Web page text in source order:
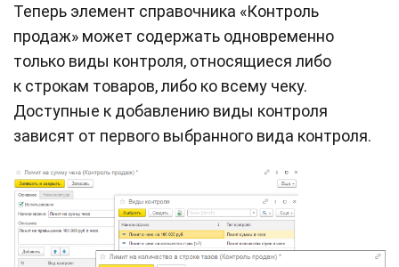
Теперь элемент справочника «Контроль
продаж» может содержать одновременно
только виды контроля, относящиеся либо
к строкам товаров, либо ко всему чеку.
Доступные к добавлению виды контроля
зависят от первого выбранного вида контроля.